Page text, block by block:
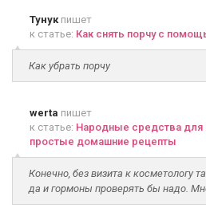
Тунукпишет
к статье: Как снять порчу с
Как убрать порчу
werta пишет
к статье: Народные средства для
простые домашние рецепты
Конечно, без визита к косметологу
да и гормоны проверять бы надо.